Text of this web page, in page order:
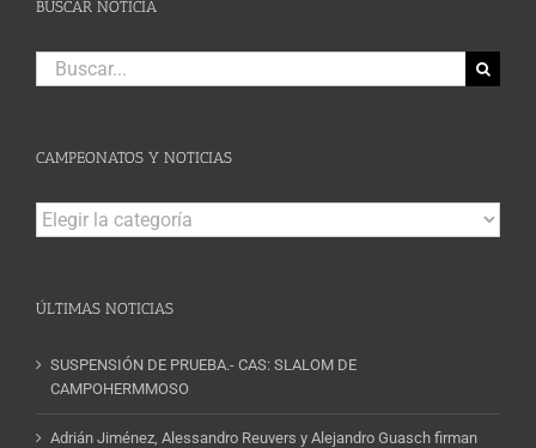
BUSCAR NOTICIA
Buscar:
CAMPEONATOS Y NOTICIAS
Campeonatos
y
ÚLTIMAS NOTICIAS
SUSPENSIÓN DE PRUEBA.- CAS: SLALOM DE
CAMPOHERMMOSO
Adrián Jiménez, Alessandro Reuvers y Alejandro Guasch firman